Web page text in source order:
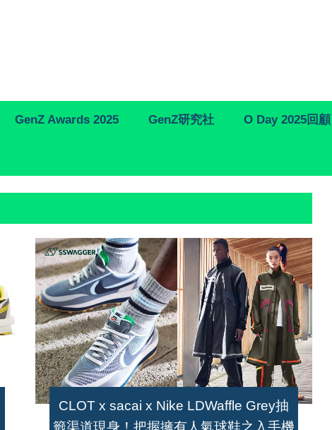
GenZ Awards 2025 GenZ研究社 O Day 2025回顧
CLOT x sacai x Nike LDWaffle Grey抽
籤渠道現身！把握擁有人氣球鞋之入手機